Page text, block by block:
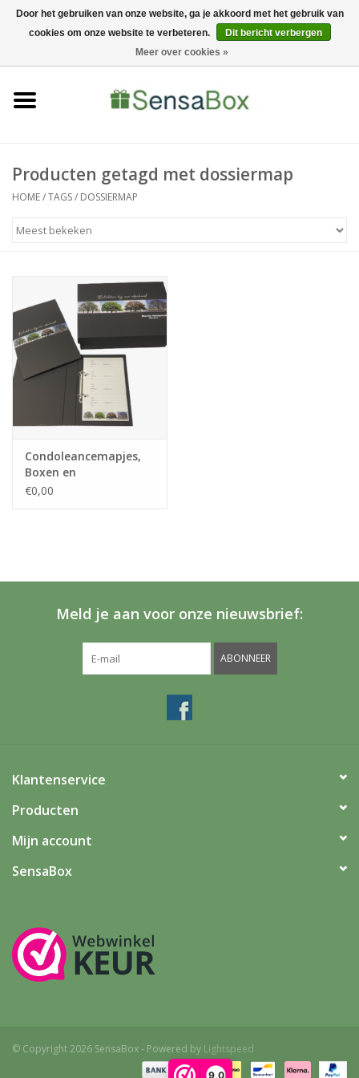
9,0
06-22022900 0 Artikelen - €0,00
Bewerkingen
Producten getagd met dossiermap
HOME/TAGS/ DOSSIERMAP
Condoleancemapjes,
Boxen en
dossiermappen in Uw
€0,00
Meld je aan voor onze nieuwsbrief:
ABONNEER
Klantenservice
Producten
Mijn account
SensaBox
© Copyright 2026 SensaBox - Powered by Lightspeed
Door het gebruiken van onze website, ga je akkoord met het gebruik van
cookies om onze website te verbeteren.
Dit bericht verbergen
Meer over cookies »